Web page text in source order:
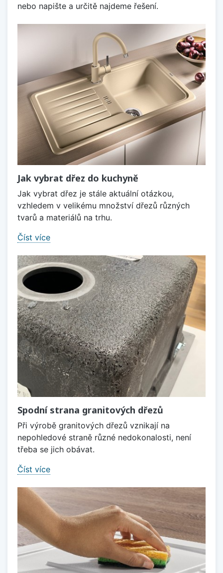
nebo napište a určitě najdeme řešení.
Jak vybrat dřez do kuchyně
Jak vybrat dřez je stále aktuální otázkou,
vzhledem v velikému množství dřezů různých
tvarů a materiálů na trhu.
Číst více
Spodní strana granitových dřezů
Při výrobě granitových dřezů vznikají na
nepohledové straně různé nedokonalosti, není
třeba se jich obávat.
Číst více